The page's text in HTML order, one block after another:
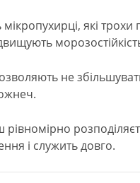
які
не
і служить довго.